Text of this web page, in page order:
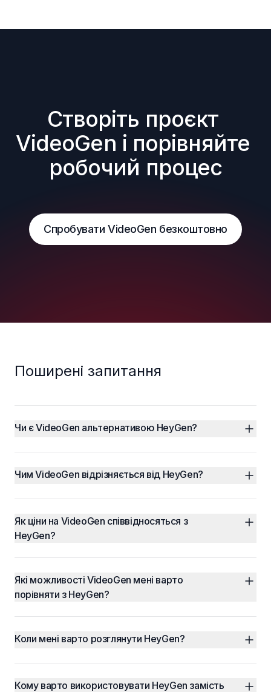
Створіть проєкт
VideoGen і порівняйте
робочий процес
Спробувати VideoGen безкоштовно
Поширені запитання
Чи є VideoGen альтернативою HeyGen?
Чим VideoGen відрізняється від HeyGen?
Як ціни на VideoGen співвідносяться з
HeyGen?
Які можливості VideoGen мені варто
порівняти з HeyGen?
Коли мені варто розглянути HeyGen?
Кому варто використовувати HeyGen замість